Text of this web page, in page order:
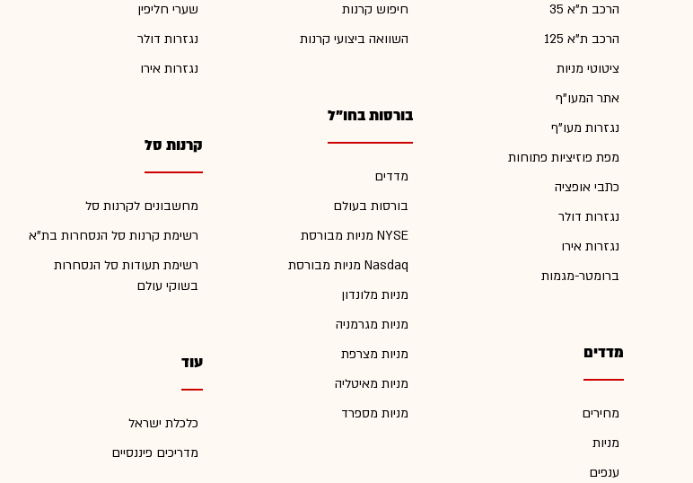
הרכב ת"א 35
הרכב ת"א 125
ציטוטי מניות
אתר המעו"ף
נגזרות מעו"ף
מפת פוזיציות פתוחות
כתבי אופציה
נגזרות דולר
נגזרות אירו
ברומטר-מגמות
מדדים
מחירים
מניות
ענפים
חיפוש קרנות
השוואה ביצועי קרנות
בורסות בחו"ל
מדדים
בורסות בעולם
מניות מבורסת NYSE
מניות מבורסת Nasdaq
מניות מלונדון
מניות מגרמניה
מניות מצרפת
מניות מאיטליה
מניות מספרד
שערי חליפין
נגזרות דולר
נגזרות אירו
קרנות סל
מחשבונים לקרנות סל
רשימת קרנות סל הנסחרות בת"א
רשימת תעודות סל הנסחרות
בשוקי עולם
עוד
כלכלת ישראל
מדריכים פיננסיים